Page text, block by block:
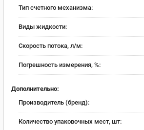
Тип счетного механизма:
Виды жидкости:
Скорость потока, л/м:
Погрешность измерения, %:
Дополнительно:
Производитель (бренд):
Количество упаковочных мест, шт: